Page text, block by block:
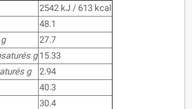
2542 kJ / 613 kcal
48.1
27.7
g 15.33
g
2.94
40.3
30.4